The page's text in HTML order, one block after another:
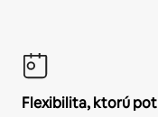
Flexibilita, ktorú